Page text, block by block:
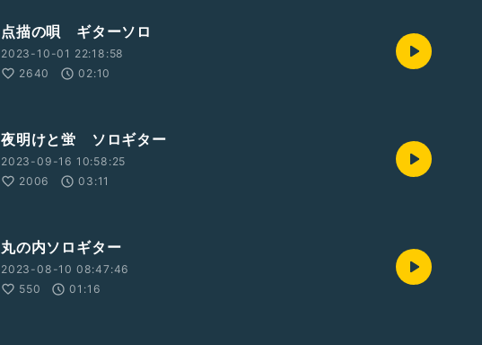
点描の唄 ギターソロ
2023-10-01 22:18:58
2640
02:10
夜明けと蛍 ソロギター
2023-09-16 10:58:25
2006
03:11
丸の内ソロギター
2023-08-10 08:47:46
550
01:16